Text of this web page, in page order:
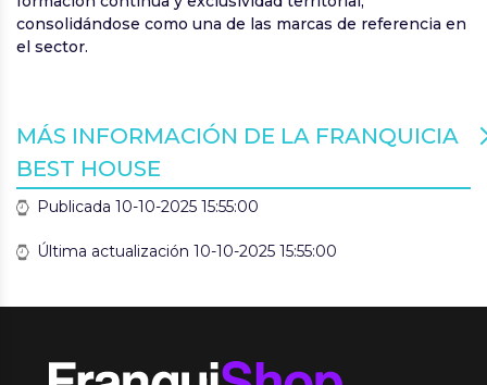
consolidándose como una de las marcas de referencia en
el sector.
MÁS INFORMACIÓN DE LA FRANQUICIA
BEST HOUSE
Publicada 10-10-2025 15:55:00
Última actualización 10-10-2025 15:55:00